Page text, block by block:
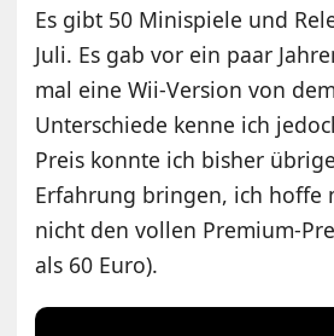
Es gibt 50 Minispiele und
Juli. Es gab vor ein paar
mal eine Wii-Version von
Unterschiede kenne ich
Preis konnte ich bisher
Erfahrung bringen, ich hoffe
nicht den vollen Premium-
als 60 Euro).